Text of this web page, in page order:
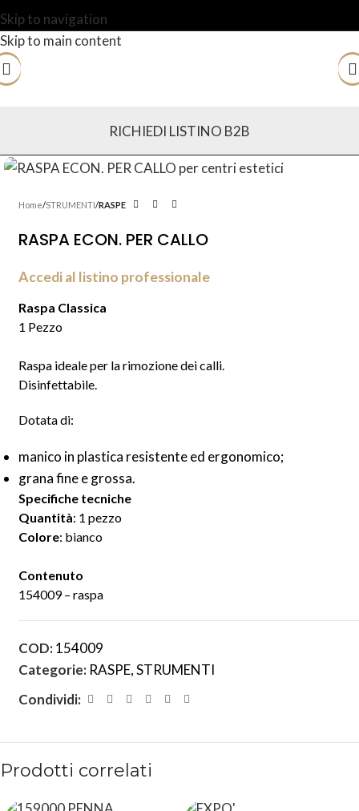
Skip to navigation
Skip to main content
RICHIEDI LISTINO B2B
Home STRUMENTI RASPE
RASPA ECON. PER CALLO
Accedi al listino professionale
Raspa Classica
1 Pezzo
Raspa ideale per la rimozione dei calli.
Disinfettabile.
Dotata di:
manico in plastica resistente ed ergonomico;
grana fine e grossa.
Specifiche tecniche
Quantità: 1 pezzo
Colore: bianco
Contenuto
154009 – raspa
COD:154009
Categorie: RASPE,STRUMENTI
Condividi:
Prodotti correlati